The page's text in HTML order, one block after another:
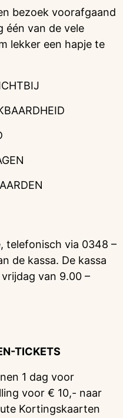
bezoek voorafgaand
één van de vele
lekker een hapje te
telefonisch via 0348 –
de kassa. De kassa
van 9.00 –
TICKETS
1 dag voor
voor € 10,- naar
Kortingskaarten